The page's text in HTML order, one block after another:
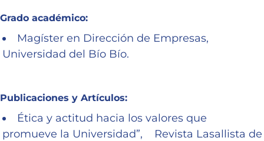
Grado académico:
Magíster en Dirección de Empresas,
Universidad del Bío Bío.
Publicaciones y Artículos:
Ética y actitud hacia los valores que
promueve la Universidad”, Revista Lasallista de